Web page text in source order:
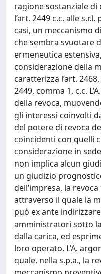
ragione sostanziale di
l’art. 2449 c.c. alle
casi, un meccanismo
che sembra svuotare
ermeneutica
considerazione della
caratterizza l’art.
2449, comma 1, c.c.
della revoca,
gli interessi coinvolti
del potere di revoca
coincidenti con quelli
considerazione in
non implica alcun
un giudizio
dell’impresa, la
attraverso il quale la
può ex ante
amministratori sotto
dalla carica, ed
loro operato. L’A.
quale, nella s.p.a., la